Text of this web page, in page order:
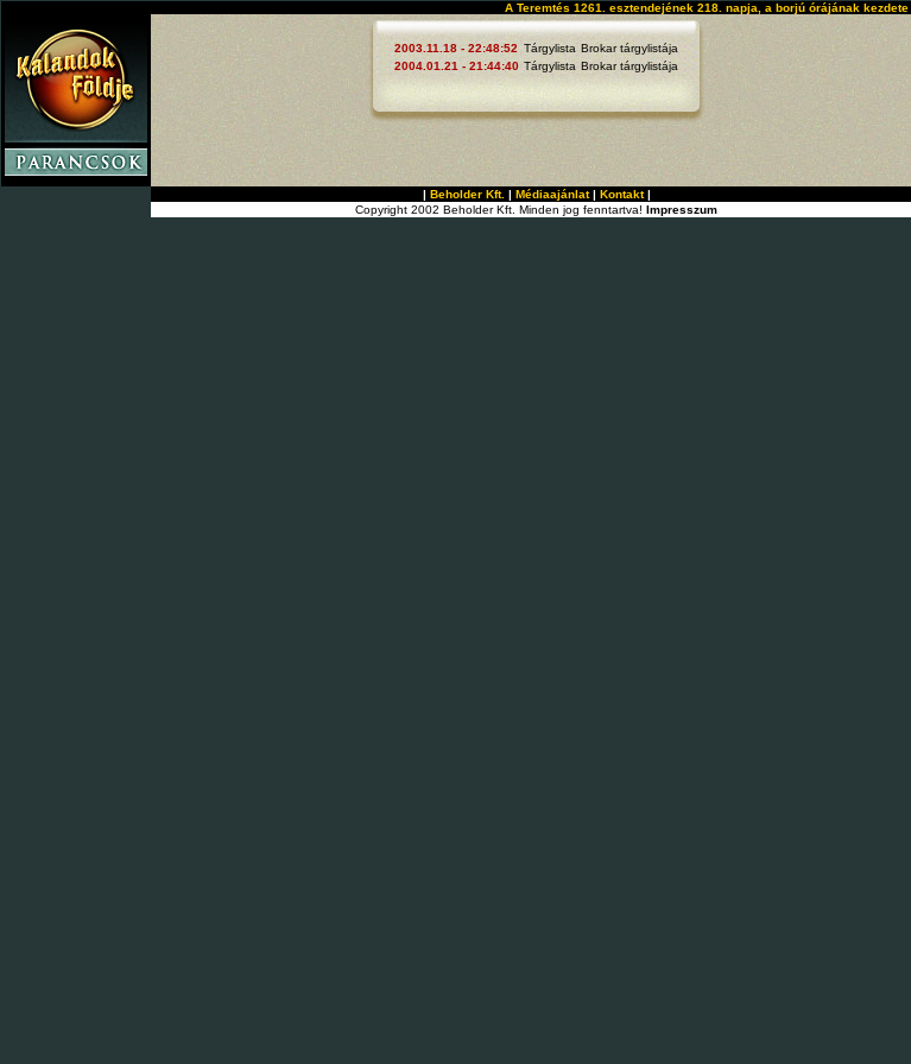
A Teremtés 1261. esztendejének 218. napja, a borjú órájának kezdete .
2003.11.18 - 22:48:52 Tárgylista Brokar tárgylistája
2004.01.21 - 21:44:40 Tárgylista Brokar tárgylistája
| Beholder Kft. | Médiaajánlat| Kontakt|
Copyright 2002 Beholder Kft. Minden jog fenntartva! Impresszum